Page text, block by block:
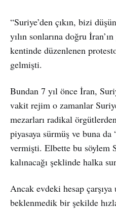
“Suriye’den çıkın, bizi
yılın sonlarına doğru
kentinde düzenlenen
gelmişti.
Bundan 7 yıl önce İran,
vakit rejim o zamanlar
mezarları radikal
piyasaya sürmüş ve buna da
vermişti. Elbette bu söylem
kalınacağı şeklinde halka
Ancak evdeki hesap
beklenmedik bir şekilde